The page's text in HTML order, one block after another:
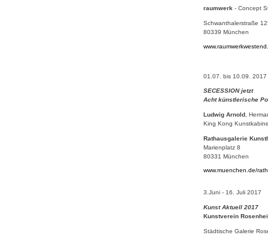
raumwerk - Concept
Schwanthalerstraße
80339 München
01.07. bis 10.09. 2017
SECESSION jetzt
Acht künstlerische
Ludwig Arnold ,
King Kong
Rathausgalerie
Marienplatz 8
80331 München
www.muenchen.de/
3.Juni - 16. Juli 2017
Kunst Aktuell 2017
Kunstverein
Städtische Galerie